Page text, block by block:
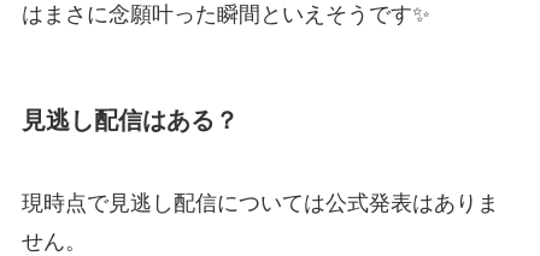
はまさに念願叶った瞬間といえそうです✨
見逃し配信はある？
現時点で見逃し配信については公式発表はありま
せん。